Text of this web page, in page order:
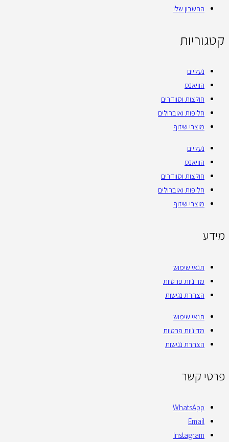
החשבון שלי
קטגוריות
נעליים
הוויאנס
חולצות וסוודרים
חליפות ואוברולים
מוצרי שיזוף
נעליים
הוויאנס
חולצות וסוודרים
חליפות ואוברולים
מוצרי שיזוף
מידע
תנאי שימוש
מדיניות פרטיות
הצהרת נגישות
תנאי שימוש
מדיניות פרטיות
הצהרת נגישות
פרטי קשר
WhatsApp
Email
Instagram